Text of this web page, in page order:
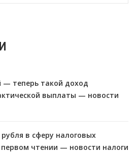
— теперь такой доход
выплаты — новости
в сферу налоговых
чтении — новости налоги